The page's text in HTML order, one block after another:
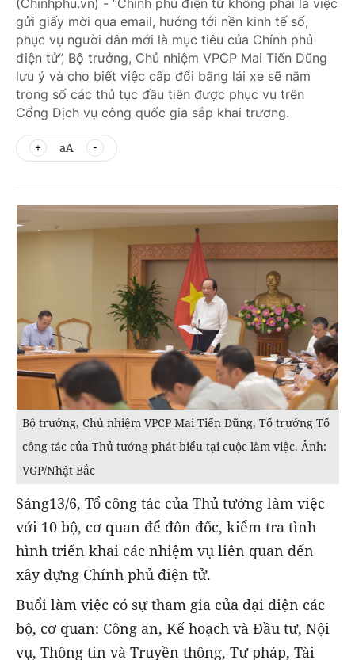
(Chinhphu.vn) - “Chính phủ điện tử không phải là việc
gửi giấy mời qua email, hướng tới nền kinh tế số,
phục vụ người dân mới là mục tiêu của Chính phủ
điện tử”, Bộ trưởng, Chủ nhiệm VPCP Mai Tiến Dũng
lưu ý và cho biết việc cấp đổi bằng lái xe sẽ nằm
trong số các thủ tục đầu tiên được phục vụ trên
Cổng Dịch vụ công quốc gia sắp khai trương.
aA
Bộ trưởng, Chủ nhiệm VPCP Mai Tiến Dũng, Tổ trưởng Tổ
công tác của Thủ tướng phát biểu tại cuộc làm việc. Ảnh:
VGP/Nhật Bắc
Sáng13/6, Tổ công tác của Thủ tướng làm việc
với 10 bộ, cơ quan để đôn đốc, kiểm tra tình
hình triển khai các nhiệm vụ liên quan đến
xây dựng Chính phủ điện tử.
Buổi làm việc có sự tham gia của đại diện các
bộ, cơ quan: Công an, Kế hoạch và Đầu tư, Nội
vụ, Thông tin và Truyền thông, Tư pháp, Tài